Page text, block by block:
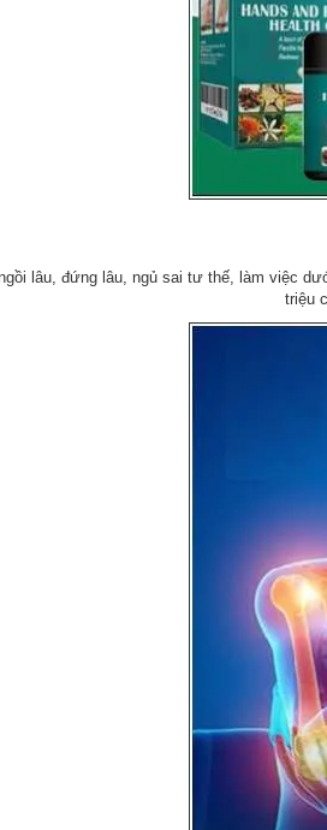
lâu, đứng lâu, ngủ sai tư thế, làm việc
triệu